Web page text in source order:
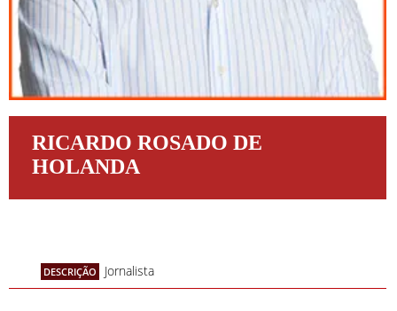
RICARDO ROSADO DE
HOLANDA
DESCRIÇÃO Jornalista